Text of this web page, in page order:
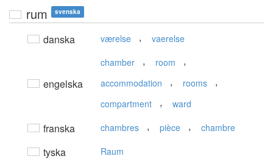
rum svenska
danska værelse , vaerelse
engelska
chamber , room ,
accommodation , rooms ,
compartment , ward
franska chambres , pièce , chambre
tyska Raum